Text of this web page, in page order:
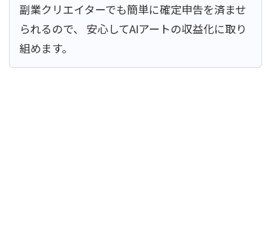
副業クリエイターでも簡単に確定申告を済ませ
られるので、 安心してAIアートの収益化に取り
組めます。